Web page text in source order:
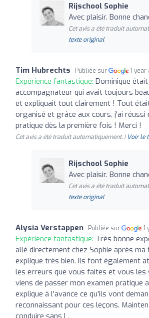
Rijschool Sophie
Avec plaisir. Bonne
Cet avis a été traduit
texte original
Tim Hubrechts Publiée sur 1 year
Expérience fantastique: Dominique
accompagnateur qui avait toujours
et expliquait tout clairement ! Tout
organisé et grâce aux cours, j'ai réussi
pratique dès la première fois ! Merci !
Cet avis a été traduit automatiquement. | Voir le
Rijschool Sophie
Avec plaisir. Bonne
Cet avis a été traduit
texte original
Alysia Verstappen Publiée sur 1
Expérience fantastique: Très bonne
allé directement chez Sophie après
explique très bien. Ils font également
les erreurs que vous faites et vous les
viens de passer mon examen pratique
explique à l'avance ce qu'ils vont
reconnaissant pour ces leçons.
conduire sans L.